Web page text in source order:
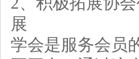
展
学会是服务会员